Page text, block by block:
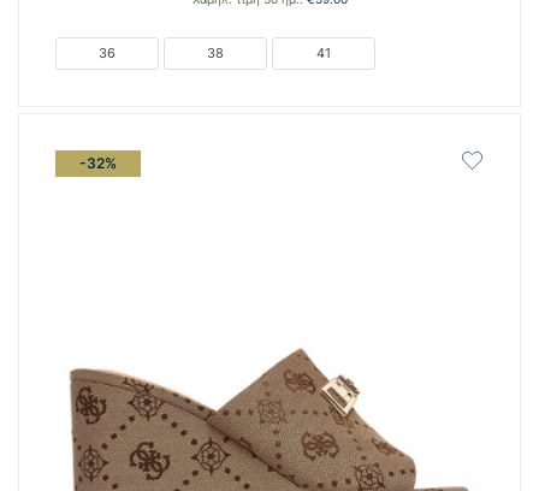
€59.00.
€49.00.
36 38 41
-32%